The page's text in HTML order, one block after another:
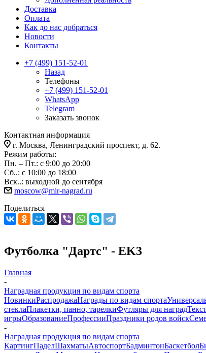
Доставка
Оплата
Как до нас добраться
Новости
Контакты
+7 (499) 151-52-01
Назад
Телефоны
+7 (499) 151-52-01
WhatsApp
Telegram
Заказать звонок
Контактная информация
г. Москва, Ленинградский проспект, д. 62.
Режим работы:
Пн. – Пт.: с 9:00 до 20:00
Сб..: с 10:00 до 18:00
Вск..: выходной до сентября
moscow@mir-nagrad.ru
Поделиться
Футболка "Дартс" - EK3
Главная
-
Наградная продукция по видам спорта
НовинкиРаспродажаНаграды по видам спорта
стеклаПлакетки, панно, тарелкиФутляры для наград
игрыОбразованиеПрофессииПраздники родов войск
-
Наградная продукция по видам спорта
КартингПаделШахматыАвтоспортБадминтонБаскетбол